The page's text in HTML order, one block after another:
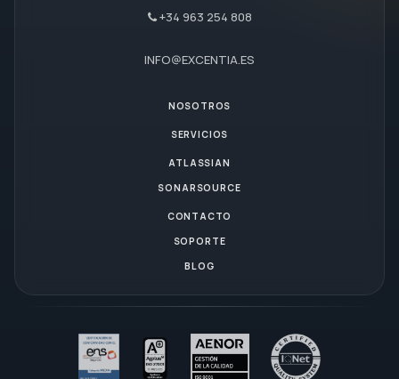
+34 963 254 808
INFO@EXCENTIA.ES
NOSOTROS
SERVICIOS
ATLASSIAN
SONARSOURCE
CONTACTO
SOPORTE
BLOG